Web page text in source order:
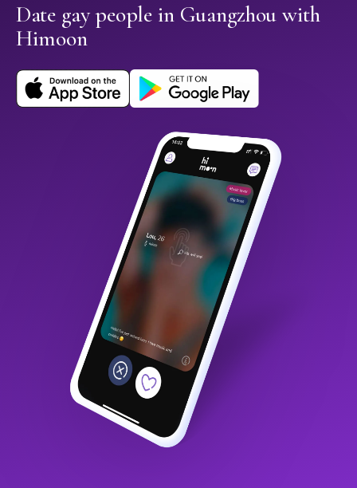
Date gay people in Guangzhou with
Himoon